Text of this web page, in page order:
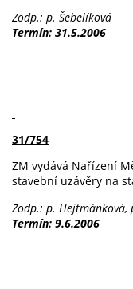
Zodp.: p. Šebelíková
Termín: 31.5.2006
31/754
ZM vydává Nařízení
stavební uzávěry na
Zodp.: p. Hejtmánková,
Termín: 9.6.2006